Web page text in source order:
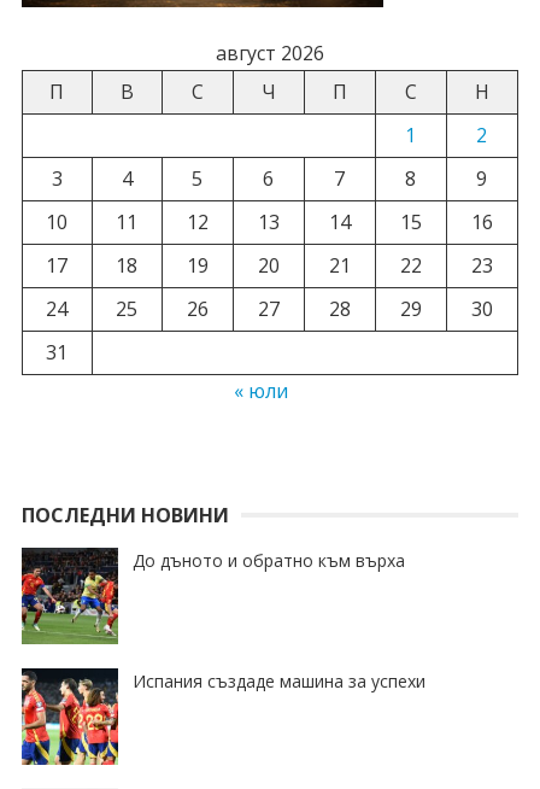
август 2026
П
В С Ч П С
Н
1
2
3
4 5 6 7 8
9
10
11 12 13 14 15
16
17
18 19 20 21 22
23
24
25 26 27 28 29
30
31
« юли
ПОСЛЕДНИ НОВИНИ
До дъното и обратно към върха
Испания създаде машина за успехи